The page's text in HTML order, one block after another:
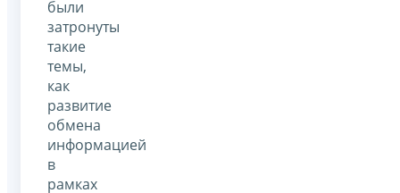
были
затронуты
такие
темы,
как
развитие
обмена
информацией
в
рамках